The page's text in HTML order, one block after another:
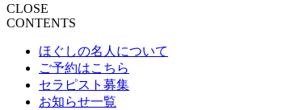
CLOSE
CONTENTS
ほぐしの名人について
ご予約はこちら
セラピスト募集
お知らせ一覧